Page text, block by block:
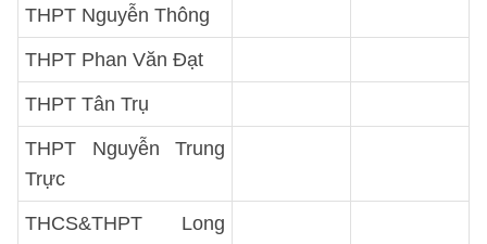
THPT Nguyễn Thông
THPT Phan Văn Đạt
THPT Tân Trụ
THPT Nguyễn Trung
Trực
THCS&THPT Long